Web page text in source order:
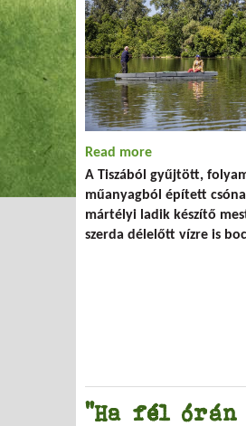
Read more about
csónakot
A Tiszából gyűjtött,
műanyagból épített
mártélyi ladik készítő
szerda délelőtt vízre is
"Ha fél